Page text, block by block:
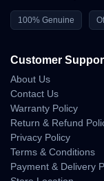
100% Genuine
Customer
About Us
Contact Us
Warranty Policy
Return & Refund
Privacy Policy
Terms & Conditions
Payment & Delivery